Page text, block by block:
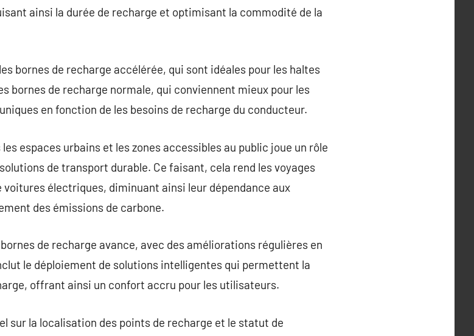
ainsi la durée de recharge et optimisant la commodité de la
bornes de recharge accélérée, qui sont idéales pour les haltes
bornes de recharge normale, qui conviennent mieux pour les
en fonction de les besoins de recharge du conducteur.
espaces urbains et les zones accessibles au public joue un rôle
de transport durable. Ce faisant, cela rend les voyages
électriques, diminuant ainsi leur dépendance aux
des émissions de carbone.
de recharge avance, avec des améliorations régulières en
le déploiement de solutions intelligentes qui permettent la
offrant ainsi un confort accru pour les utilisateurs.
sur la localisation des points de recharge et le statut de